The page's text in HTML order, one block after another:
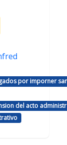
por imporner
del acto